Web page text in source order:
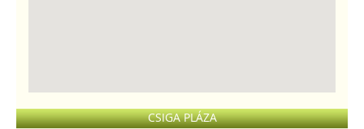
CSIGA PLÁZA